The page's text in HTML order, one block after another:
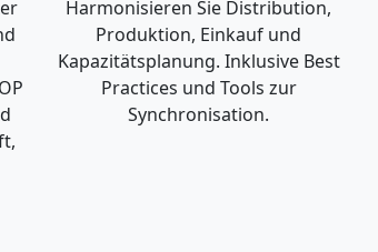
Harmonisieren Sie Distribution,
Produktion, Einkauf und
Kapazitätsplanung. Inklusive Best
Practices und Tools zur
Synchronisation.